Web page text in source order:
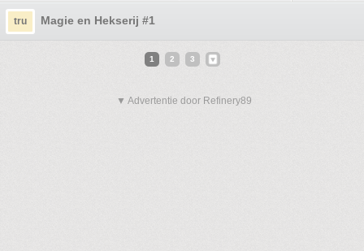
tru Magie en Hekserij #1
1 2 3
▼ Advertentie door Refinery89